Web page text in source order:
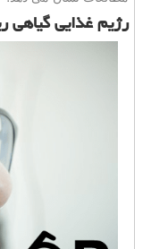
رژیم غذایی گیاهی